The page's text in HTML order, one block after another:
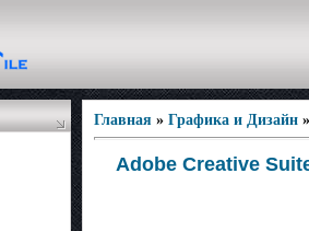
Главная » Графика и Дизайн
Adobe Creative